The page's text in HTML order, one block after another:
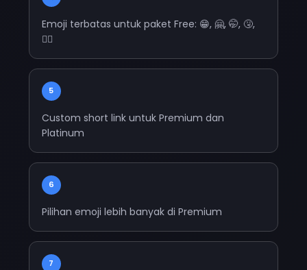
Emoji terbatas untuk paket Free: 😁, 🤗, 🤭, 🤧,
😮‍💨
5
Custom short link untuk Premium dan
Platinum
6
Pilihan emoji lebih banyak di Premium
7